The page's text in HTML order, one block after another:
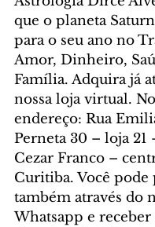
que o planeta
para o seu ano no
Amor, Dinheiro,
Família. Adquira já
nossa loja virtual.
endereço: Rua
Perneta 30 – loja 21
Cezar Franco –
Curitiba. Você pode
também através do
Whatsapp e